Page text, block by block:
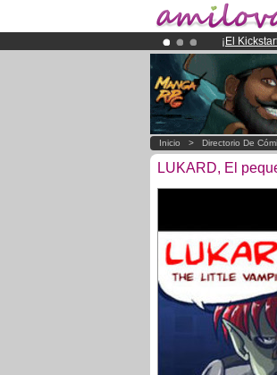
¡ El
¡Ya
Inicio > Directorio De
LUKARD, El